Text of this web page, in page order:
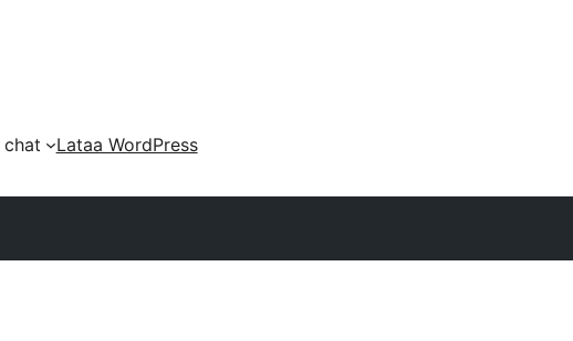
chat
Lataa WordPress